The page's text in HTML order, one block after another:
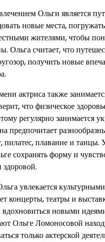
Ольги является
новые места,
жителями, чтобы
Ольга считает, что
получить новые
актриса также
что физическое
регулярно занимается
предпочитает
пилатес, плавание и танцы.
сохранять форму и
увлекается
концерты, театры и
вдохновиться новыми
Ольге Ломоносовой
только актерской